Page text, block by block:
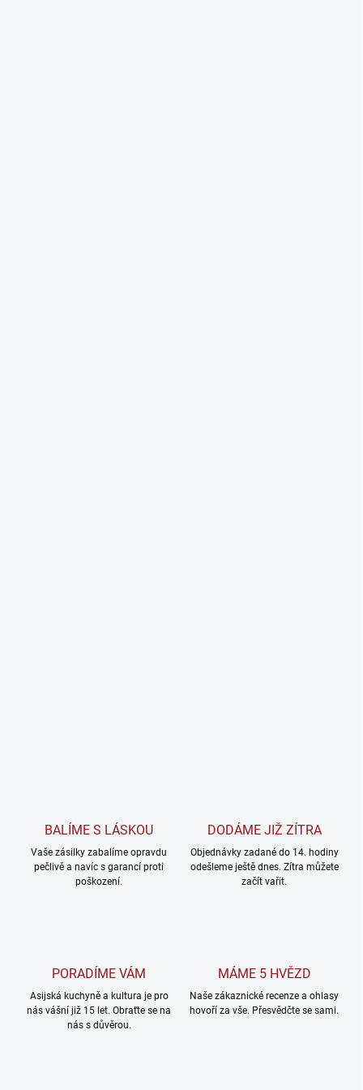
BALÍME S LÁSKOU
Vaše zásilky zabalíme opravdu
pečlivě a navíc s garancí proti
poškození.
DODÁME JIŽ ZÍTRA
Objednávky zadané do 14. hodiny
odešleme ještě dnes. Zítra můžete
začít vařit.
PORADÍME VÁM
Asijská kuchyně a kultura je pro
nás vášní již 15 let. Obraťte se na
nás s důvěrou.
MÁME 5 HVĚZD
Naše zákaznické recenze a ohlasy
hovoří za vše. Přesvědčte se sami.